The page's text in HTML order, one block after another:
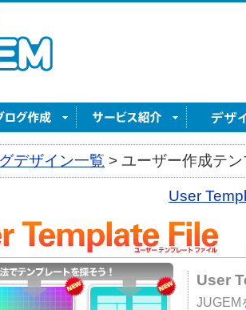
デザイン一覧 > ユーザー作成テ
User
User
JUGEM